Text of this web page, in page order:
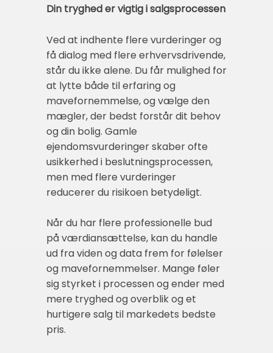
Din tryghed er vigtig i salgsprocessen
Ved at indhente flere vurderinger og
få dialog med flere erhvervsdrivende,
står du ikke alene. Du får mulighed for
at lytte både til erfaring og
mavefornemmelse, og vælge den
mægler, der bedst forstår dit behov
og din bolig. Gamle
ejendomsvurderinger skaber ofte
usikkerhed i beslutningsprocessen,
men med flere vurderinger
reducerer du risikoen betydeligt.
Når du har flere professionelle bud
på værdiansættelse, kan du handle
ud fra viden og data frem for følelser
og mavefornemmelser. Mange føler
sig styrket i processen og ender med
mere tryghed og overblik og et
hurtigere salg til markedets bedste
pris.